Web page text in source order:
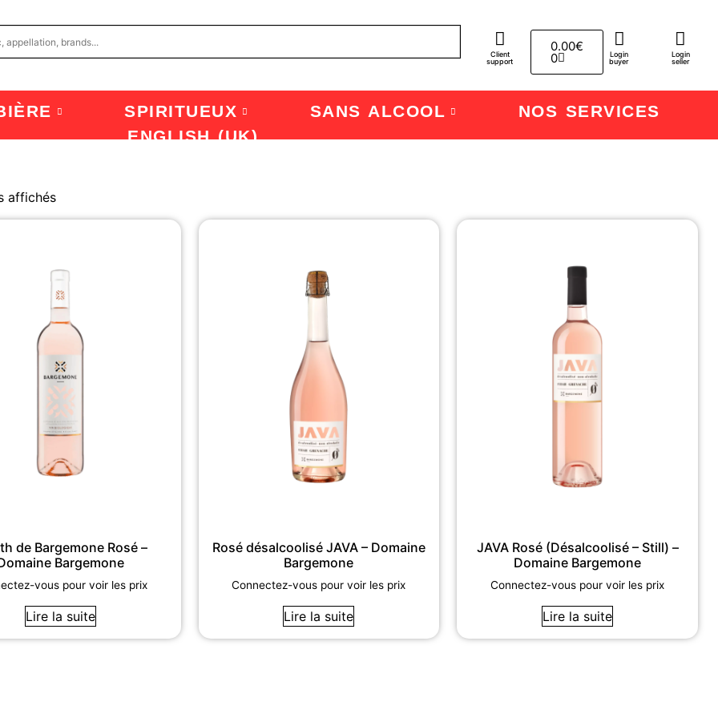
Client
support
0.00€
0
Login
buyer
Login
seller
SPIRITUEUX SANS ALCOOL
NOS SERVICES
ENGLISH (UK)
affichés
de Bargemone Rosé –
Bargemone
vous pour voir les prix
Lire la suite
Rosé désalcoolisé JAVA – Domaine
Bargemone
Connectez-vous pour voir les prix
Lire la suite
JAVA Rosé (Désalcoolisé – Still) –
Domaine Bargemone
Connectez-vous pour voir les prix
Lire la suite